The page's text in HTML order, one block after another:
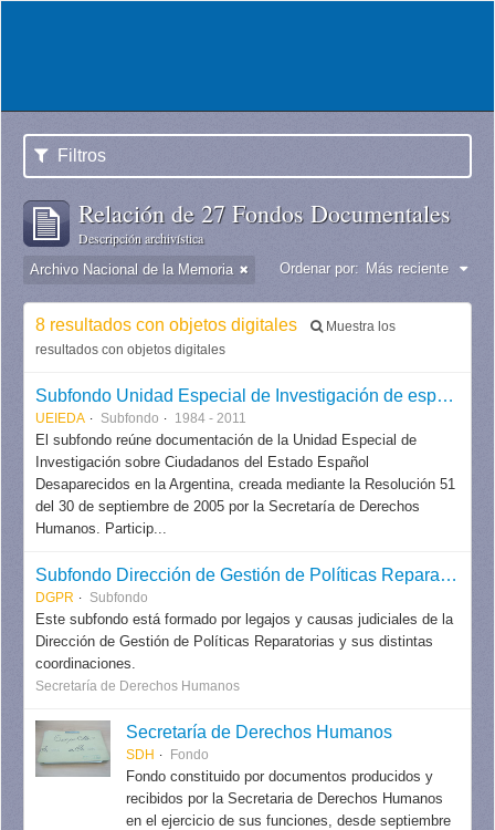
Filtros
Relación de 27 Fondos Documentales
Descripción archivística
Archivo Nacional de la Memoria Ordenar por: Más reciente
8 resultados con objetos digitales
Muestra los
resultados con objetos digitales
Subfondo Unidad Especial de Investigación de españoles Desaparecidos en Argentina
UEIEDA Subfondo 1984 - 2011
El subfondo reúne documentación de la Unidad Especial de
Investigación sobre Ciudadanos del Estado Español
Desaparecidos en la Argentina, creada mediante la Resolución 51
del 30 de septiembre de 2005 por la Secretaría de Derechos
Humanos. Particip...
Subfondo Dirección de Gestión de Políticas Reparatorias
DGPR Subfondo
Este subfondo está formado por legajos y causas judiciales de la
Dirección de Gestión de Políticas Reparatorias y sus distintas
coordinaciones.
Secretaría de Derechos Humanos
Secretaría de Derechos Humanos
SDH Fondo
Fondo constituido por documentos producidos y
recibidos por la Secretaria de Derechos Humanos
en el ejercicio de sus funciones, desde septiembre